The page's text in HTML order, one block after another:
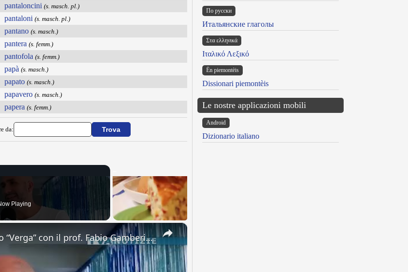
pantaloncini (s. masch. pl.)
pantaloni (s. masch. pl.)
pantano (s. masch.)
pantera (s. femm.)
pantofola (s. femm.)
papà (s. masch.)
papato (s. masch.)
papavero (s. masch.)
papera (s. femm.)
da:
Playing
×
Adrano. Interessante incontro al liceo “Verga” con il prof. Fabio Gamberini. Studenti del Linguistic
По русски
Итальянские глаголы
Στα ελληνικά
Ιταλικό Λεξικό
Ën piemontèis
Dissionari piemontèis
Le nostre applicazioni mobili
Android
Dizionario italiano